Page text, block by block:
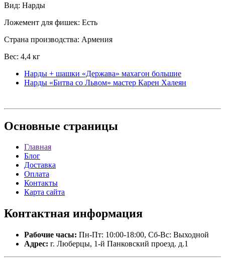
Вид: Нарды
Ложемент для фишек: Есть
Страна производства: Армения
Вес: 4,4 кг
Нарды + шашки «Держава» махагон большие
Нарды «Битва со Львом» мастер Карен Халеян
Основные страницы
Главная
Блог
Доставка
Оплата
Контакты
Карта сайта
Контактная информация
Рабочие часы: Пн-Пт: 10:00-18:00, Сб-Вс: Выходной
Адрес: г. Люберцы, 1-й Панковский проезд. д.1